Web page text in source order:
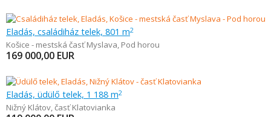
Eladás, családiház telek, 801 m2
Košice - mestská časť Myslava, Pod horou
169 000,00 EUR
Eladás, üdülő telek, 1 188 m2
Nižný Klátov,časť Klatovianka